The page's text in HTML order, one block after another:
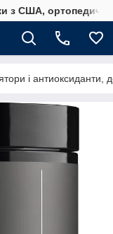
з США,
і антиоксиданти,